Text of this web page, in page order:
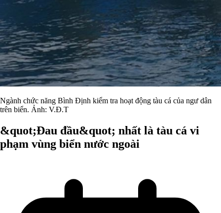
Ngành chức năng Bình Định kiểm tra hoạt động tàu cá của ngư dân
trên biển. Ảnh: V.Đ.T
&quot;Đau đầu&quot; nhất là tàu cá vi
phạm vùng biển nước ngoài